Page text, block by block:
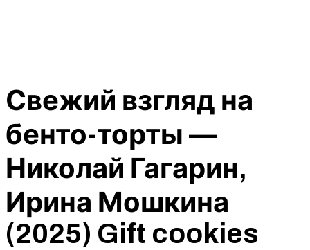
Свежий взгляд на
бенто-торты —
Николай Гагарин,
Ирина Мошкина
(2025) Gift cookies